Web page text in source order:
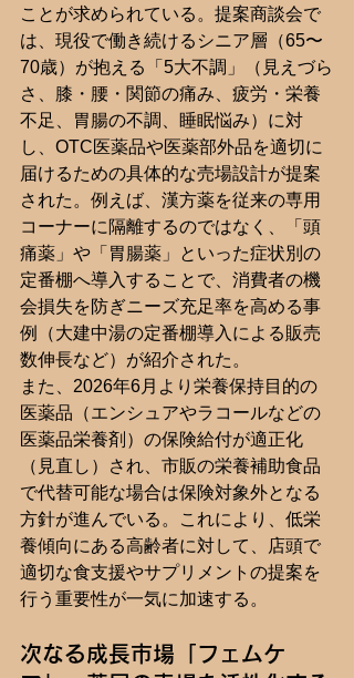
ことが求められている。提案商談会で
は、現役で働き続けるシニア層（65〜
70歳）が抱える「5大不調」（見えづら
さ、膝・腰・関節の痛み、疲労・栄養
不足、胃腸の不調、睡眠悩み）に対
し、OTC医薬品や医薬部外品を適切に
届けるための具体的な売場設計が提案
された。例えば、漢方薬を従来の専用
コーナーに隔離するのではなく、「頭
痛薬」や「胃腸薬」といった症状別の
定番棚へ導入することで、消費者の機
会損失を防ぎニーズ充足率を高める事
例（大建中湯の定番棚導入による販売
数伸長など）が紹介された。
また、2026年6月より栄養保持目的の
医薬品（エンシュアやラコールなどの
医薬品栄養剤）の保険給付が適正化
（見直し）され、市販の栄養補助食品
で代替可能な場合は保険対象外となる
方針が進んでいる。これにより、低栄
養傾向にある高齢者に対して、店頭で
適切な食支援やサプリメントの提案を
行う重要性が一気に加速する。
次なる成長市場「フェムケ